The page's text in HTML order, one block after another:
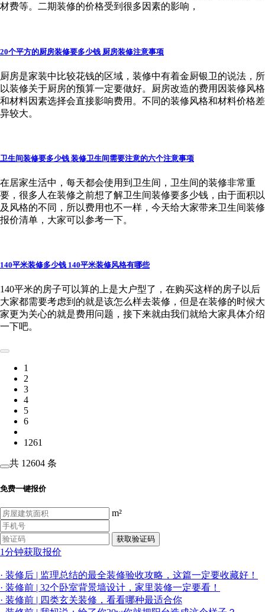
材费等。二期装修的价格受到很多因素的影响，
20个平方的厨房装修要多少钱 厨房装修注意事项
厨房是家装中比较花钱的区域，装修中有着金厨银卫的说法，所
以装修关于厨房的预算一定要做好。厨房改造的费用因装修风格
和材料因素选择会直接影响费用。不同的装修风格和材料价格差
异较大。
卫生间装修要多少钱 装修卫生间需要注意的六个注意事项
在居家生活中，每天都会使用到卫生间，卫生间的装修非常重
要，很多人在装修之前想了解卫生间装修要多少钱，由于面积以
及风格的不同，所以费用也不一样，今天给大家带来卫生间装修
报价清单，大家可以参考一下。
140平米装修多少钱 140平米装修风格有哪些
140平米的房子可以算的上是大户型了，在购买这样的房子以后
大家都需要考虑到的就是该怎么样去装修，但是在装修的时候大
家更为关心的就是费用问题，接下来就由我们就给大家具体介绍
一下吧。
1
2
3
4
5
6
1261
共 12604 条
免费一键报价
m²
获取验证码
1分钟获取报价
· 装修后 | 监理总结的最全装修验收攻略，这篇一定要收藏好！
· 装修前 | 32个卧室背景墙设计，家里装修一定要看！
· 装修前 | 四类玄关装修，看看哪种最适合你